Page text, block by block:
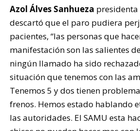
Azol Álves Sanhueza presidenta
descartó que el paro pudiera
pacientes, “las personas que
manifestación son las salientes
ningún llamado ha sido
situación que tenemos con las
Tenemos 5 y dos tienen
frenos. Hemos estado hablando
las autoridades. El SAMU esta